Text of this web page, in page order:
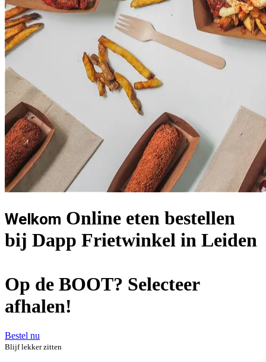
Welkom Online eten bestellen
bij Dapp Frietwinkel in Leiden
Op de BOOT? Selecteer
afhalen!
Bestel nu
Blijf lekker zitten